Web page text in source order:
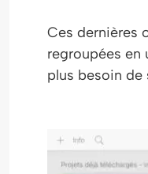
Ces dernières
regroupées en
plus besoin de